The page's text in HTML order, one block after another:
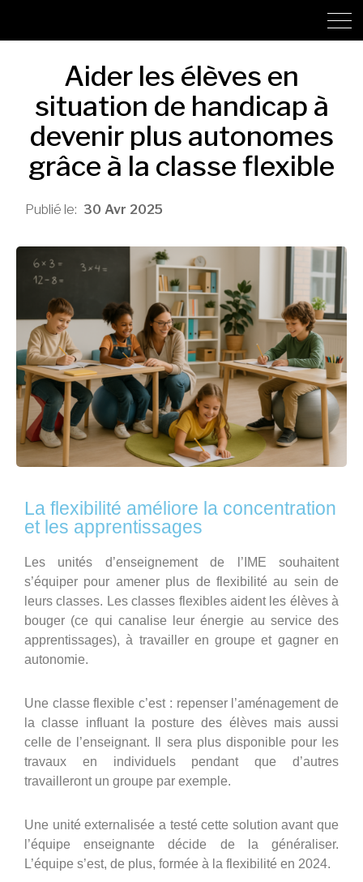
Aider les élèves en
situation de handicap à
devenir plus autonomes
grâce à la classe flexible
Avr
30 2025
La flexibilité améliore la concentration
et les apprentissages
Les unités d’enseignement de l’IME souhaitent
s’équiper pour amener plus de flexibilité au sein de
leurs classes. Les classes flexibles aident les élèves à
bouger (ce qui canalise leur énergie au service des
apprentissages), à travailler en groupe et gagner en
autonomie.
Une classe flexible c’est : repenser l’aménagement de
la classe influant la posture des élèves mais aussi
celle de l’enseignant. Il sera plus disponible pour les
travaux en individuels pendant que d’autres
travailleront un groupe par exemple.
Une unité externalisée a testé cette solution avant que
l’équipe enseignante décide de la généraliser.
L’équipe s’est, de plus, formée à la flexibilité en 2024.